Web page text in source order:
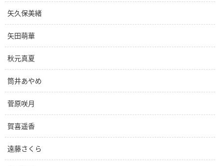
矢久保美緒
矢田萌華
秋元真夏
筒井あやめ
菅原咲月
賀喜遥香
遠藤さくら